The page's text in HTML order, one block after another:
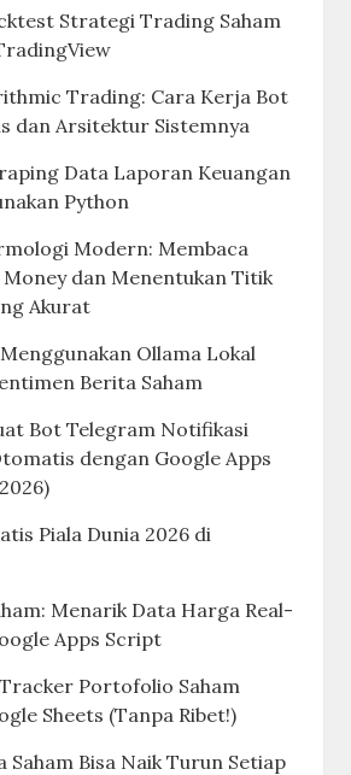
Strategi Trading Saham
Trading: Cara Kerja Bot
dan Arsitektur Sistemnya
Data Laporan Keuangan
Python
Modern: Membaca
dan Menentukan Titik
Akurat
Ollama Lokal
Berita Saham
Bot Telegram Notifikasi
dengan Google Apps
Piala Dunia 2026 di
Menarik Data Harga Real-
Apps Script
Portofolio Saham
Sheets (Tanpa Ribet!)
Saham Bisa Naik Turun Setiap